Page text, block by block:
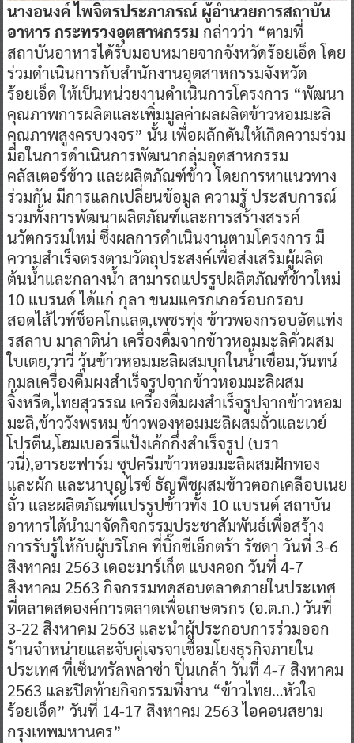
นางอนงค์ ไพจิตรประภาภรณ์ ผู้อำนวยการสถาบัน
อาหาร กระทรวงอุตสาหกรรม กล่าวว่า “ตามที่
สถาบันอาหารได้รับมอบหมายจากจังหวัดร้อยเอ็ด โดย
ร่วมดำเนินการกับสำนักงานอุตสาหกรรมจังหวัด
ร้อยเอ็ด ให้เป็นหน่วยงานดำเนินการโครงการ “พัฒนา
คุณภาพการผลิตและเพิ่มมูลค่าผลผลิตข้าวหอมมะลิ
คุณภาพสูงครบวงจร” นั้น เพื่อผลักดันให้เกิดความร่วม
มือในการดำเนินการพัฒนากลุ่มอุตสาหกรรม
คลัสเตอร์ข้าว และผลิตภัณฑ์ข้าว โดยการหาแนวทาง
ร่วมกัน มีการแลกเปลี่ยนข้อมูล ความรู้ ประสบการณ์
รวมทั้งการพัฒนาผลิตภัณฑ์และการสร้างสรรค์
นวัตกรรมใหม่ ซึ่งผลการดำเนินงานตามโครงการ มี
ความสำเร็จตรงตามวัตถุประสงค์เพื่อส่งเสริมผู้ผลิต
ต้นน้ำและกลางน้ำ สามารถแปรรูปผลิตภัณฑ์ข้าวใหม่
10 แบรนด์ ได้แก่ กุลา ขนมแครกเกอร์อบกรอบ
สอดไส้ไวท์ช็อคโกแลต,เพชรทุ่ง ข้าวพองกรอบอัดแท่ง
รสลาบ มาลาติน่า เครื่องดื่มจากข้าวหอมมะลิคั่วผสม
ใบเตย,วาวี่ วุ้นข้าวหอมมะลิผสมบุกในน้ำเชื่อม,วันทน์
กมลเครื่องดื่มผงสำเร็จรูปจากข้าวหอมมะลิผสม
จิ้งหรีด,ไทยสุวรรณ เครื่องดื่มผงสำเร็จรูปจากข้าวหอม
มะลิ,ข้าววังพรหม ข้าวพองหอมมะลิผสมถั่วและเวย์
โปรตีน,โฮมเบอรรี่แป้งเค้กกึ่งสำเร็จรูป (บรา
วนี่),อารยะฟาร์ม ซุปครีมข้าวหอมมะลิผสมฝักทอง
และผัก และนาบุญไรซ์ ธัญพืชผสมข้าวตอกเคลือบเนย
ถั่ว และผลิตภัณฑ์แปรรูปข้าวทั้ง 10 แบรนด์ สถาบัน
อาหารได้นำมาจัดกิจกรรมประชาสัมพันธ์เพื่อสร้าง
การรับรู้ให้กับผู้บริโภค ที่บิ๊กซีเอ็กตร้า รัชดา วันที่ 3-6
สิงหาคม 2563 เดอะมาร์เก็ต แบงคอก วันที่ 4-7
สิงหาคม 2563 กิจกรรมทดสอบตลาดภายในประเทศ
ที่ตลาดสดองค์การตลาดเพื่อเกษตรกร (อ.ต.ก.) วันที่
3-22 สิงหาคม 2563 และนำผู้ประกอบการร่วมออก
ร้านจำหน่ายและจับคู่เจรจาเชื่อมโยงธุรกิจภายใน
ประเทศ ที่เซ็นทรัลพลาซ่า ปิ่นเกล้า วันที่ 4-7 สิงหาคม
2563 และปิดท้ายกิจกรรมที่งาน “ข้าวไทย…หัวใจ
ร้อยเอ็ด” วันที่ 14-17 สิงหาคม 2563 ไอคอนสยาม
กรุงเทพมหานคร”